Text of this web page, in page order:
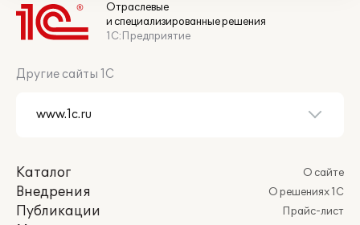
Отраслевые
и специализированные решения
1С:Предприятие
Другие сайты 1С
Каталог
Внедрения
Публикации
О сайте
О решениях 1С
Прайс-лист